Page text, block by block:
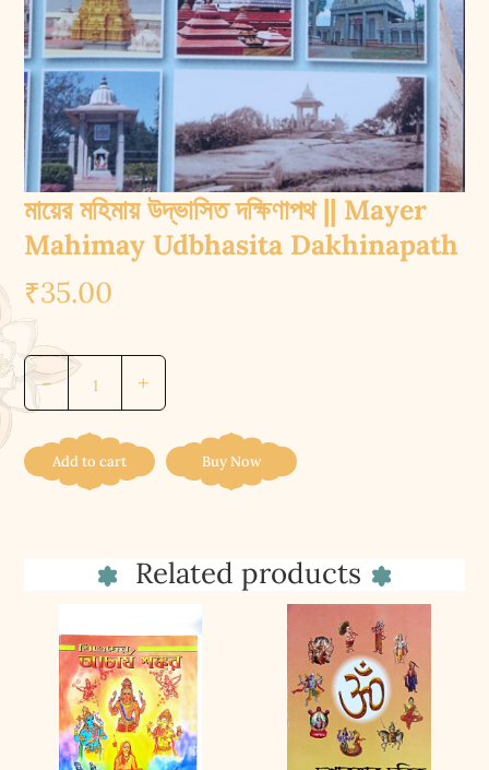
মায়ের মহিমায় উদ্ভাসিত দক্ষিণাপথ || Mayer
Mahimay Udbhasita Dakhinapath
₹35.00
-
মায়ের
উদ্ভাসিত
দক্ষিণাপথ
||
Udbhasita
quantity
+
Add to cart Buy Now
Related products